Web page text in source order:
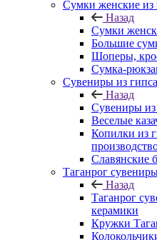
Сумки женские из
Назад
Сумки
Большие
Шоперы,
Сумка-
Сувениры из
Назад
Сувениры из
Веселые
Копилки из
Славянские
Таганрог
Назад
Таганрог
керамики
Кружки